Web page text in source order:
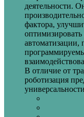
деятельности.
фактора,
автоматизации,
В отличие от
роботизация
универсальности